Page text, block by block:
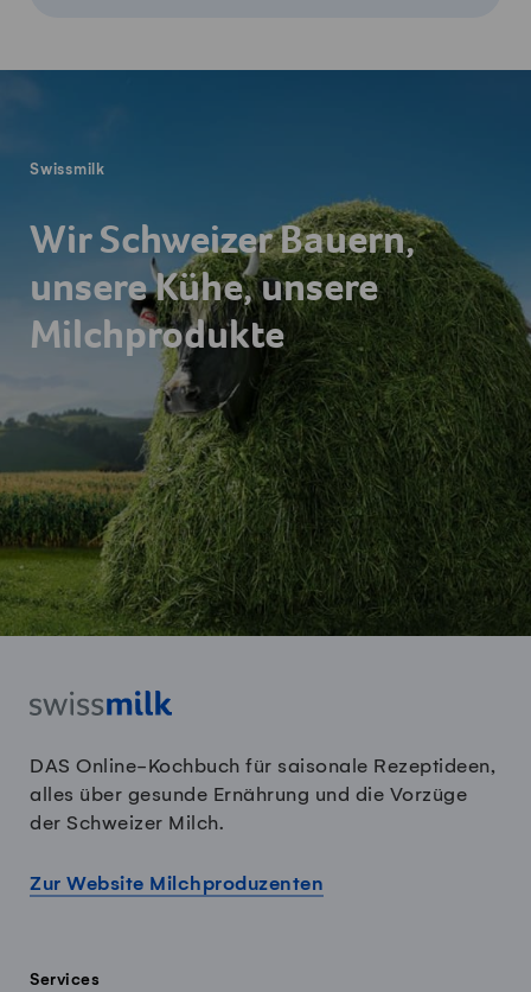
Swissmilk
Wir Schweizer Bauern,
unsere Kühe, unsere
Milchprodukte
DAS Online-Kochbuch für saisonale Rezeptideen,
alles über gesunde Ernährung und die Vorzüge
der Schweizer Milch.
Zur Website Milchproduzenten
Services